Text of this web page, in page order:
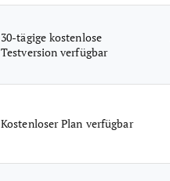
30-tägige kostenlose
Testversion verfügbar
Kostenloser Plan verfügbar